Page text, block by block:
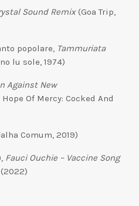
Sound Remix(Goa Trip,
popolare, Tammuriata
lu sole, 1974)
Against New
Of Mercy: Cocked And
Comum, 2019)
Fauci Ouchie – Vaccine Song
(2022)